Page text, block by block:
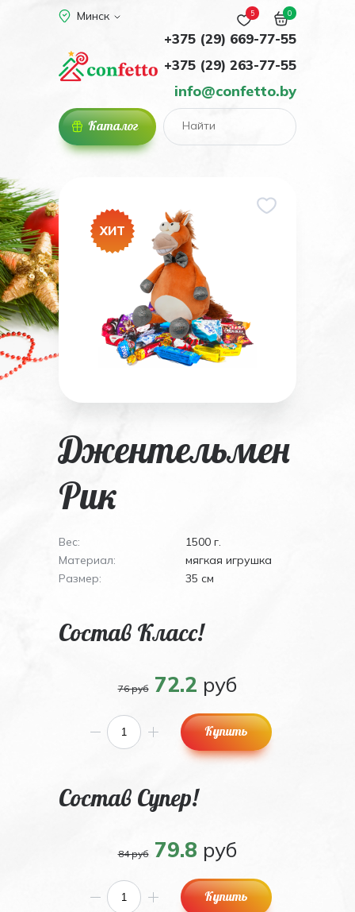
Минск 5 0
Каталог
+375 (29) 669-77-55
+375 (29) 263-77-55
info@confetto.by
ХИТ
Джентельмен
Рик
Вес:
1500 г.
Материал:
мягкая игрушка
Размер:
35 см
Состав Класс!
76 руб 72.2 руб
Купить
Состав Супер!
84 руб 79.8 руб
Купить